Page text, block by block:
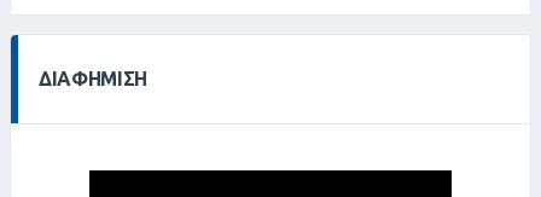
ΔΙΑΦΉΜΙΣΗ